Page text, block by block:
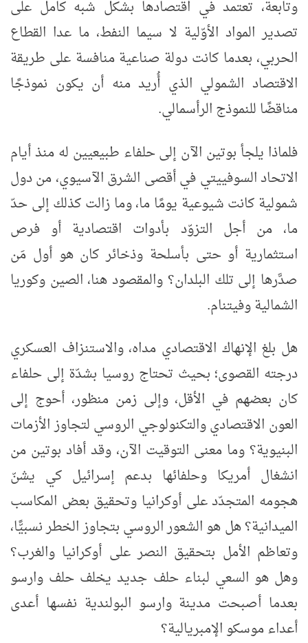
وتابعة، تعتمد في اقتصادها بشكل شبه كامل على
تصدير المواد الأوّلية لا سيما النفط، ما عدا القطاع
الحربي، بعدما كانت دولة صناعية منافسة على طريقة
الاقتصاد الشمولي الذي أُريد منه أن يكون نموذجًا
مناقضًا للنموذج الرأسمالي.
فلماذا يلجأ بوتين الآن إلى حلفاء طبيعيين له منذ أيام
الاتحاد السوفييتي في أقصى الشرق الآسيوي، من دول
شمولية كانت شيوعية يومًا ما، وما زالت كذلك إلى حدّ
ما، من أجل التزوّد بأدوات اقتصادية أو فرص
استثمارية أو حتى بأسلحة وذخائر كان هو أول مَن
صدَّرها إلى تلك البلدان؟ والمقصود هنا، الصين وكوريا
الشمالية وفيتنام.
هل بلغ الإنهاك الاقتصادي مداه، والاستنزاف العسكري
درجته القصوى؛ بحيث تحتاج روسيا بشدّة إلى حلفاء
كان بعضهم في الأقل، وإلى زمن منظور، أحوج إلى
العون الاقتصادي والتكنولوجي الروسي لتجاوز الأزمات
البنيوية؟ وما معنى التوقيت الآن، وقد أفاد بوتين من
انشغال أمريكا وحلفائها بدعم إسرائيل كي يشنّ
هجومه المتجدّد على أوكرانيا وتحقيق بعض المكاسب
الميدانية؟ هل هو الشعور الروسي بتجاوز الخطر نسبيًّا،
وتعاظم الأمل بتحقيق النصر على أوكرانيا والغرب؟
وهل هو السعي لبناء حلف جديد يخلف حلف وارسو
بعدما أصبحت مدينة وارسو البولندية نفسها أعدى
أعداء موسكو الإمبريالية؟